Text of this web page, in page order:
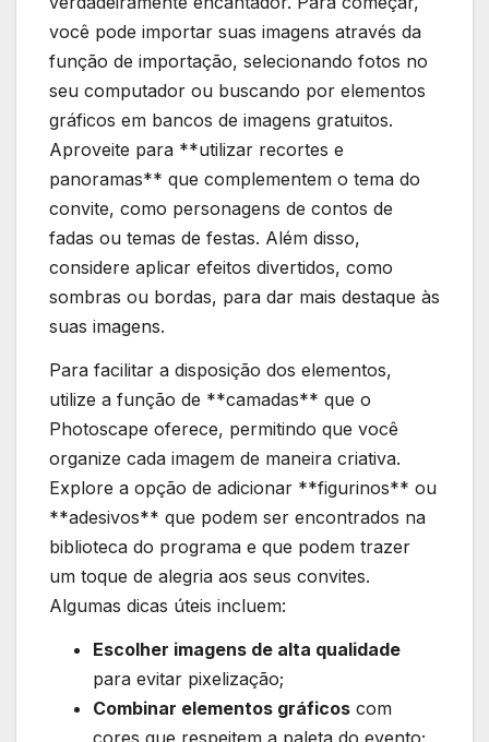
você pode importar suas imagens através da
função de importação, selecionando⁤ fotos no
seu computador ou buscando por elementos
gráficos em bancos de imagens gratuitos.
Aproveite ⁢para **utilizar recortes e
panoramas** que complementem o tema do
convite, como personagens de contos de
fadas ou temas de festas. Além‌ disso,
‌considere ​aplicar efeitos divertidos, como
sombras ou bordas, para dar⁣ mais destaque às
suas imagens.
Para facilitar a disposição dos elementos,⁢
utilize a função de **camadas** que o
Photoscape oferece, permitindo que você
organize cada ⁤imagem de maneira ​criativa.
Explore a opção de adicionar **figurinos** ou
**adesivos** que ‍podem ser encontrados na
biblioteca ‍do programa⁣ e que podem trazer
um⁣ toque de alegria aos seus convites.
Algumas dicas úteis incluem:
Escolher imagens de alta qualidade
para evitar ⁢pixelização;
Combinar elementos gráficos com⁢
cores que respeitem a paleta do evento;